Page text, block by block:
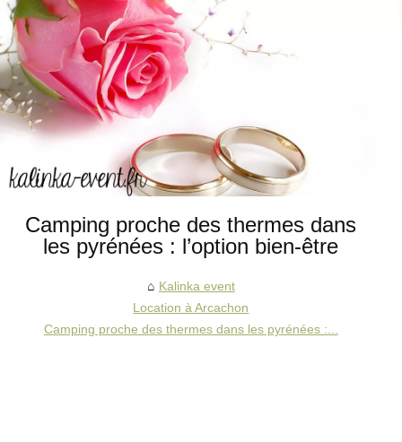
Camping proche des thermes dans
les pyrénées : l’option bien-être
Kalinka event
Location à Arcachon
Camping proche des thermes dans les pyrénées :...